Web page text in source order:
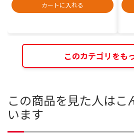
カートに入れる
このカテゴリをも
この商品を見た人はこ
います